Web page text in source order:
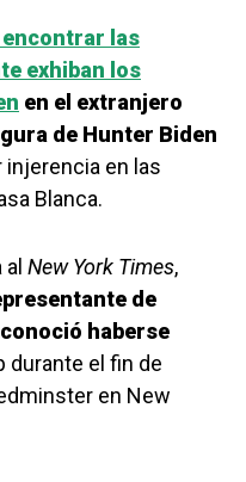
las
exhiban los
en el extranjero
de Hunter Biden
injerencia en las
Blanca.
New York Times,
de
haberse
durante el fin de
en New